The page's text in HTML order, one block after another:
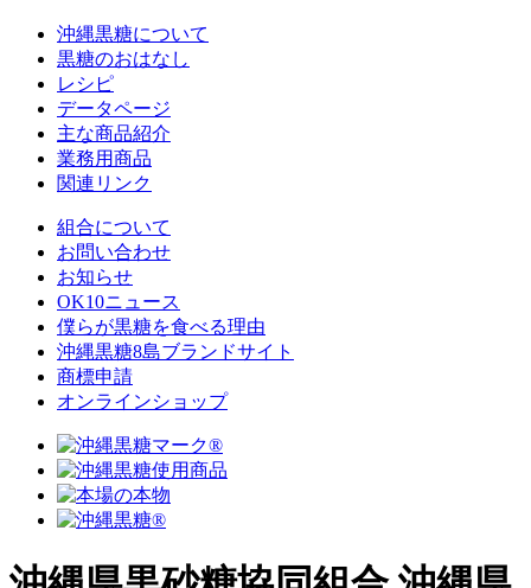
沖縄黒糖について
黒糖のおはなし
レシピ
データページ
主な商品紹介
業務用商品
関連リンク
組合について
お問い合わせ
お知らせ
OK10ニュース
僕らが黒糖を食べる理由
沖縄黒糖8島ブランドサイト
商標申請
オンラインショップ